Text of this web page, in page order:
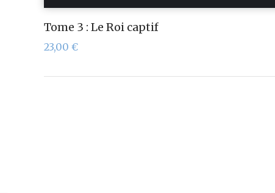
Tome 3 : Le Roi captif
23,00 €